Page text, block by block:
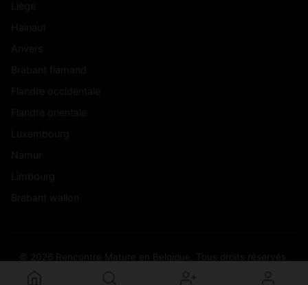
© 2026 Rencontre Mature en Belgique. Tous droits réservés.